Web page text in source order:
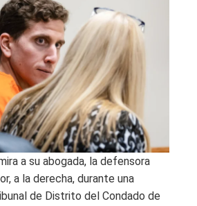
a su abogada, la defensora
a la derecha, durante una
de Distrito del Condado de